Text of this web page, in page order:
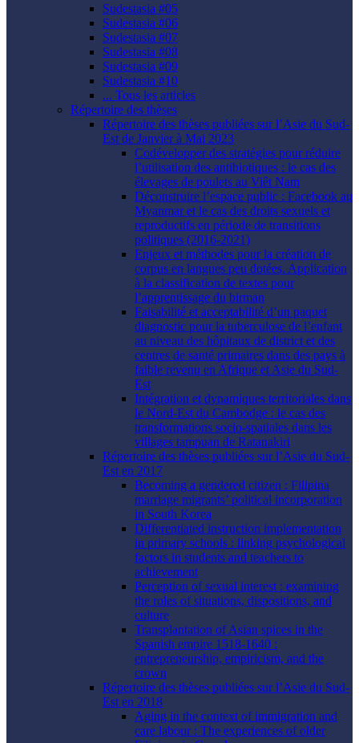
Sudestasia #05
Sudestasia #06
Sudestasia #07
Sudestasia #08
Sudestasia #09
Sudestasia #10
... Tous les articles
Répertoire des thèses
Répertoire des thèses publiées sur l’Asie du Sud-
Est de Janvier à Mai 2023
Codévelopper des stratégies pour réduire
l’utilisation des antibiotiques : le cas des
élevages de poulets au Viêt Nam
Déconstruire l’espace public : Facebook au
Myanmar et le cas des droits sexuels et
reproductifs en période de transitions
politiques (2016-2021)
Enjeux et méthodes pour la création de
corpus en langues peu dotées. Application
à la classification de textes pour
l’apprentissage du birman
Faisabilité et acceptabilité d’un paquet
diagnostic pour la tuberculose de l’enfant
au niveau des hôpitaux de district et des
centres de santé primaires dans des pays à
faible revenu en Afrique et Asie du Sud-
Est
Intégration et dynamiques territoriales dans
le Nord-Est du Cambodge : le cas des
transformations socio-spatiales dans les
villages tampuan de Ratanakiri
Répertoire des thèses publiées sur l’Asie du Sud-
Est en 2017
Becoming a gendered citizen : Filipina
marriage migrants’ political incorporation
in South Korea
Differentiated instruction implementation
in primary schools : linking psychological
factors in students and teachers to
achievement
Perception of sexual interest : examining
the roles of situations, dispositions, and
culture
Transplantation of Asian spices in the
Spanish empire 1518-1640 :
entrepreneurship, empiricism, and the
crown
Répertoire des thèses publiées sur l’Asie du Sud-
Est en 2018
Aging in the context of immigration and
care labour : The experiences of older